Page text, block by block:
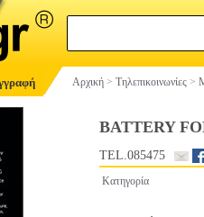
Αρχική > Τηλεπικοινωνίες >
BATTERY
TEL.085475
Κατηγορία